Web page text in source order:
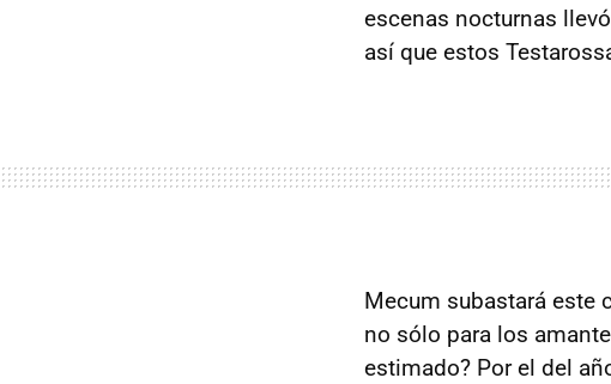
escenas nocturnas
así que estos
Mecum subastará este
no sólo para los
estimado? Por el del